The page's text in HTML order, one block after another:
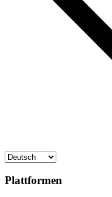
Plattformen